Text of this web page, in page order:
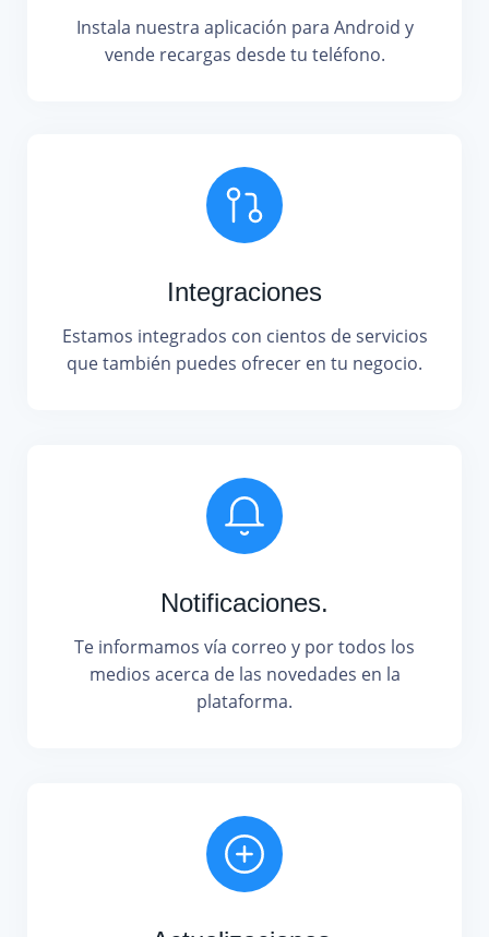
Instala nuestra aplicación para Android y
vende recargas desde tu teléfono.
Integraciones
Estamos integrados con cientos de servicios
que también puedes ofrecer en tu negocio.
Notificaciones.
Te informamos vía correo y por todos los
medios acerca de las novedades en la
plataforma.